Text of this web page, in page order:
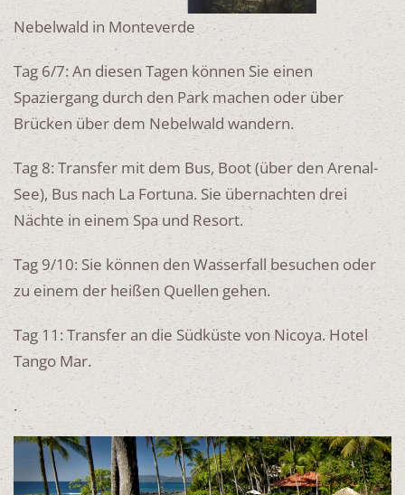
Nebelwald in Monteverde
Tag 6/7: An diesen Tagen können Sie einen
Spaziergang durch den Park machen oder über
Brücken über dem Nebelwald wandern.
Tag 8: Transfer mit dem Bus, Boot (über den Arenal-
See), Bus nach La Fortuna. Sie übernachten drei
Nächte in einem Spa und Resort.
Tag 9/10: Sie können den Wasserfall besuchen oder
zu einem der heißen Quellen gehen.
Tag 11: Transfer an die Südküste von Nicoya. Hotel
Tango Mar.
.